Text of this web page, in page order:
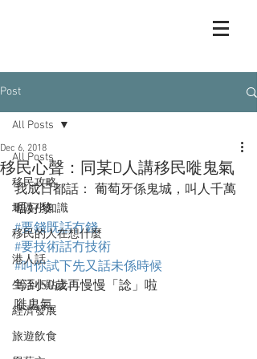
Post
All Posts
移民攻略
地區小知識
移民的人在想什麼
港人話
生活小貼士
經濟發展
旅遊飲食
All Posts
移民心聲：同某D人講移民嘥鬼氣
Dec 6, 2018
我成日都話： 葡萄牙係鬼城，叫人千萬
唔好黎
#要錢既話冇錢
#要技術話冇技術
#叫你試下先又話未係時候
等到50歲再慢慢「諗」啦
嘥鬼氣